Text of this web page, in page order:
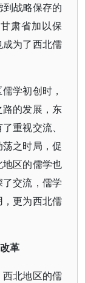
战略保存的
肃省加以保
为了西北儒
学初创时，
的发展，东
重视交流、
之时局，促
区的儒学也
交流，儒学
更为西北儒
革
北地区的儒